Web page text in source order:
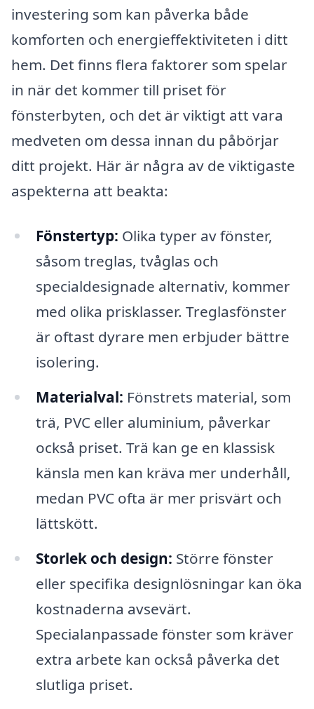
investering som kan påverka både
komforten och energieffektiviteten i ditt
hem. Det finns flera faktorer som spelar
in när det kommer till priset för
fönsterbyten, och det är viktigt att vara
medveten om dessa innan du påbörjar
ditt projekt. Här är några av de viktigaste
aspekterna att beakta:
Fönstertyp: Olika typer av fönster,
såsom treglas, tvåglas och
specialdesignade alternativ, kommer
med olika prisklasser. Treglasfönster
är oftast dyrare men erbjuder bättre
isolering.
Materialval: Fönstrets material, som
trä, PVC eller aluminium, påverkar
också priset. Trä kan ge en klassisk
känsla men kan kräva mer underhåll,
medan PVC ofta är mer prisvärt och
lättskött.
Storlek och design: Större fönster
eller specifika designlösningar kan öka
kostnaderna avsevärt.
Specialanpassade fönster som kräver
extra arbete kan också påverka det
slutliga priset.